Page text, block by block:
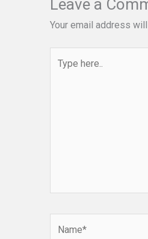
Leave a
Your email address
here..